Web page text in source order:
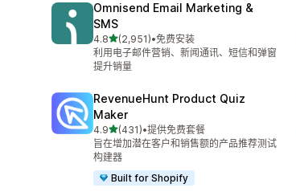
Omnisend Email Marketing &
SMS
4.8星（满分 5 星）
(2,951)
总共 2951 条评论
•免费安装
利用电子邮件营销、新闻通讯、短信和弹窗
提升销量
RevenueHunt Product Quiz
Maker
4.9星（满分 5 星）
(431)
总共 431 条评论
•提供免费套餐
旨在增加潜在客户和销售额的产品推荐测试
构建器
Built for Shopify